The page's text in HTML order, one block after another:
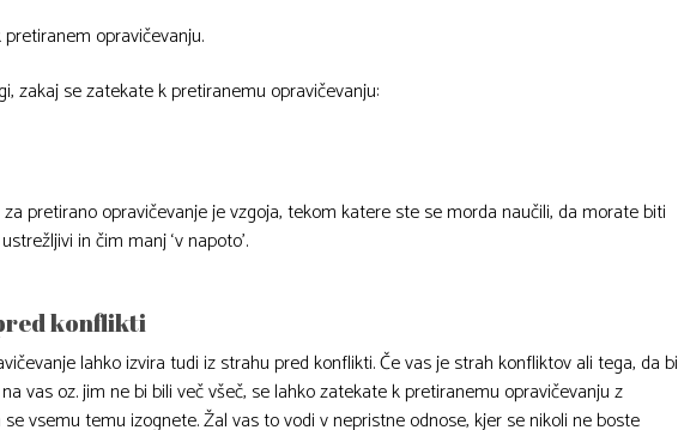
pretiranem opravičevanju.
zakaj se zatekate k pretiranemu opravičevanju:
pretirano opravičevanje je vzgoja, tekom katere ste se morda naučili, da morate biti
in čim manj ‘v napoto’.
konflikti
lahko izvira tudi iz strahu pred konflikti. Če vas je strah konfliktov ali tega, da bi
vas oz. jim ne bi bili več všeč, se lahko zatekate k pretiranemu opravičevanju z
vsemu temu izognete. Žal vas to vodi v nepristne odnose, kjer se nikoli ne boste